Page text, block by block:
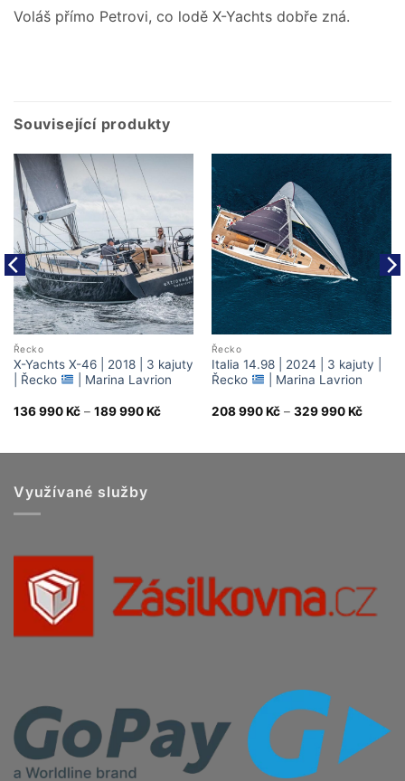
Voláš přímo Petrovi, co lodě X-Yachts dobře zná.
Související produkty
Řecko
X-Yachts X-46 | 2018 | 3 kajuty
| Řecko
| Marina Lavrion
136 990Kč – 189 990KčPrice
through
Řecko
Italia 14.98 | 2024 | 3 kajuty |
Řecko
| Marina Lavrion
208 990Kč – 329 990KčPrice
Využívané služby